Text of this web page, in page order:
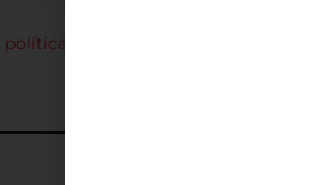
política de privacidad